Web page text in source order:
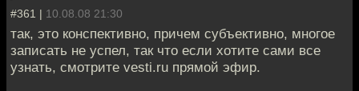
#361 | 10.08.08 21:30
так, это конспективно, причем субъективно, многое
записать не успел, так что если хотите сами все
узнать, смотрите vesti.ru прямой эфир.